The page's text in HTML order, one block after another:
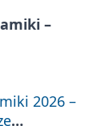
–
2026 –